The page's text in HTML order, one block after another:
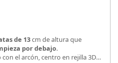
de 13cm de altura que
por debajo.
el arcón, centro en rejilla 3D